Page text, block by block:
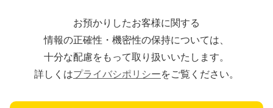
お預かりしたお客様に関する
情報の正確性・機密性の保持については、
十分な配慮をもって取り扱いいたします。
詳しくはプライバシポリシーをご覧ください。